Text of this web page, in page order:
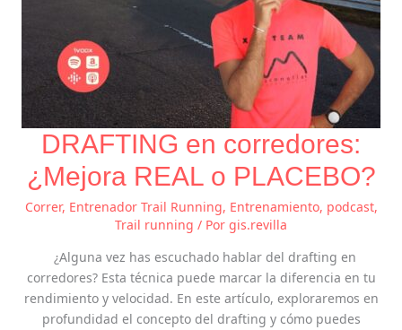
DRAFTING en corredores:
¿Mejora REAL o PLACEBO?
Correr, Entrenador Trail Running, Entrenamiento, podcast,
Trail running / Por gis.revilla
¿Alguna vez has escuchado hablar del drafting en
corredores? Esta técnica puede marcar la diferencia en tu
rendimiento y velocidad. En este artículo, exploraremos en
profundidad el concepto del drafting y cómo puedes